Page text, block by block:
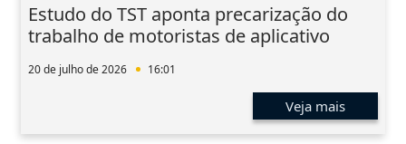
Estudo do TST aponta precarização do
trabalho de motoristas de aplicativo
20 de julho de 2026 16:01
Veja mais